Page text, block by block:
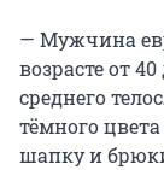
— Мужчина
возрасте от
среднего
тёмного
шапку и